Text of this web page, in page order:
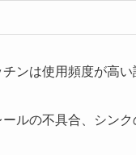
ンは使用頻度が高
ルの不具合、シン